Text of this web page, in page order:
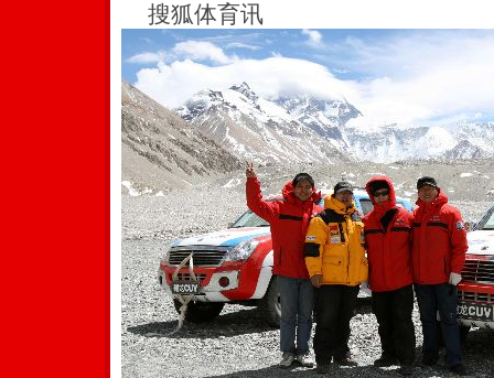
搜狐体育讯